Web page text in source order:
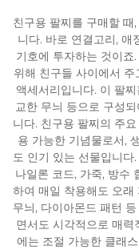
친구용 팔찌를 구매할 때
니다. 바로 연결고리, 애
기호에 투자하는 것이죠
위해 친구들 사이에서
액세서리입니다. 이 팔
교한 무늬 등으로 구성
니다. 친구용 팔찌의 주
용 가능한 기념물로서,
도 인기 있는 선물입니
나일론 코드, 가죽, 방수
하여 매일 착용해도 오래
무늬, 다이아몬드 패턴
면서도 시각적으로 매력
에는 조절 가능한 클래